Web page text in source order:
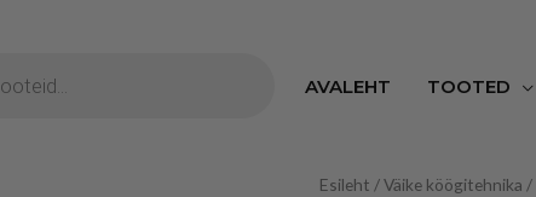
AVALEHT
TOOTED
Esileht /Väike köögitehnika /
Nutriblender